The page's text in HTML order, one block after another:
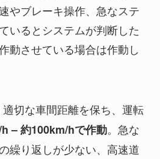
やブレーキ操作、急なステ
いるとシステムが判断した
動させている場合は作動し
適切な車間距離を保ち、運転
– 約100km/hで作動。急な
繰り返しが少ない、高速道